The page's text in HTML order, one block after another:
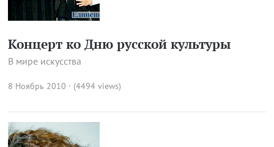
Концерт ко Дню русской культуры
В мире искусства
8 Ноябрь 2010 · (4494 views)